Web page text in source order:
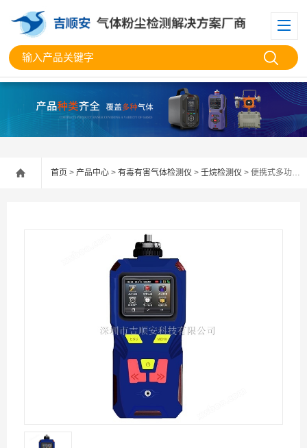
首页 > 产品中心 > 有毒有害气体检测仪 > 壬烷检测仪 > 便携式多功能壬烷检测仪